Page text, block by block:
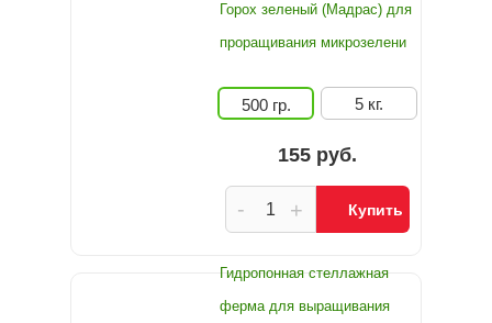
Горох зеленый (Мадрас) для
проращивания микрозелени
500 гр. 5 кг.
155 руб.
+
- Купить
Гидропонная стеллажная
ферма для выращивания